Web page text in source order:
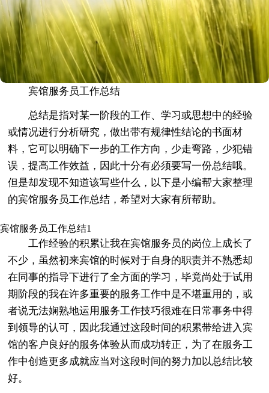
宾馆服务员工作总结
总结是指对某一阶段的工作、学习或思想中的经验
或情况进行分析研究，做出带有规律性结论的书面材
料，它可以明确下一步的工作方向，少走弯路，少犯错
误，提高工作效益，因此十分有必须要写一份总结哦。
但是却发现不知道该写些什么，以下是小编帮大家整理
的宾馆服务员工作总结，希望对大家有所帮助。
宾馆服务员工作总结1
工作经验的积累让我在宾馆服务员的岗位上成长了
不少，虽然初来宾馆的时候对于自身的职责并不熟悉却
在同事的指导下进行了全方面的学习，毕竟尚处于试用
期阶段的我在许多重要的服务工作中是不堪重用的，或
者说无法娴熟地运用服务工作技巧很难在日常事务中得
到领导的认可，因此我通过这段时间的积累带给进入宾
馆的客户良好的服务体验从而成功转正，为了在服务工
作中创造更多成就应当对这段时间的努力加以总结比较
好。